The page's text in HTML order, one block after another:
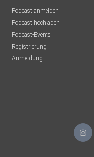
MSWMGPodcast
Düsseldorf
plotzks
Muster
Podcast anmelden
Podcast hochladen
Podcast-Events
Registrierung
Anmeldung